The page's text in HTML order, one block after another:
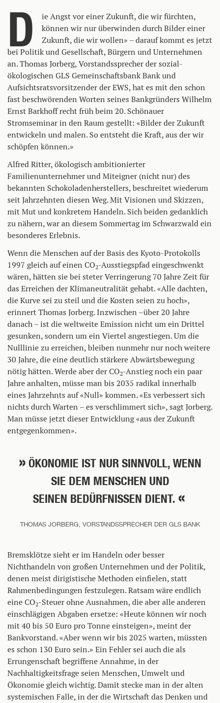
D
ie Angst vor einer Zukunft, die wir fürchten,
können wir nur überwinden durch Bilder einer
Zukunft, die wir wollen» – darauf kommt es jetzt
bei Politik und Gesellschaft, Bürgern und Unternehmen
an. Thomas Jorberg, Vorstandssprecher der sozial-
ökologischen GLS Gemeinschaftsbank Bank und
Aufsichtsratsvorsitzender der EWS, hat es mit den schon
fast beschwörenden Worten seines Bankgründers Wilhelm
Ernst Barkhoff recht früh beim 20. Schönauer
Stromseminar in den Raum gestellt: «Bilder der Zukunft
entwickeln und malen. So entsteht die Kraft, aus der wir
schöpfen können.»
Alfred Ritter, ökologisch ambitionierter
Familienunternehmer und Miteigner (nicht nur) des
bekannten Schokoladenherstellers, beschreitet wiederum
seit Jahrzehnten diesen Weg. Mit Visionen und Skizzen,
mit Mut und konkretem Handeln. Sich beiden gedanklich
zu nähern, war an diesem Sommertag im Schwarzwald ein
besonderes Erlebnis.
Wenn die Menschen auf der Basis des Kyoto-Protokolls
1997 gleich auf einen CO2-Ausstiegspfad eingeschwenkt
wären, hätten sie bei steter Verringerung 70 Jahre Zeit für
das Erreichen der Klimaneutralität gehabt. «Alle dachten,
die Kurve sei zu steil und die Kosten seien zu hoch»,
erinnert Thomas Jorberg. Inzwischen –über 20 Jahre
danach – ist die weltweite Emission nicht um ein Drittel
gesunken, sondern um ein Viertel angestiegen. Um die
Nulllinie zu erreichen, bleiben nunmehr nur noch weitere
30 Jahre, die eine deutlich stärkere Abwärtsbewegung
nötig hätten. Werde aber der CO2-Anstieg noch ein paar
Jahre anhalten, müsse man bis 2035 radikal innerhalb
eines Jahrzehnts auf «Null» kommen. «Es verbessert sich
nichts durch Warten – es verschlimmert sich», sagt Jorberg.
Man müsse jetzt dieser Entwicklung «aus der Zukunft
entgegenkommen».
ÖKONOMIE IST NUR SINNVOLL, WENN
SIE DEM MENSCHEN UND
SEINEN BEDÜRFNISSEN DIENT.
THOMAS JORBERG, VORSTANDSSPRECHER DER GLS BANK
Bremsklötze sieht er im Handeln oder besser
Nichthandeln von großen Unternehmen und der Politik,
denen meist dirigistische Methoden einfielen, statt
Rahmenbedingungen festzulegen. Ratsam wäre endlich
eine CO2-Steuer ohne Ausnahmen, die aber alle anderen
einschlägigen Abgaben ersetze: «Heute können wir noch
mit 40 bis 50 Euro pro Tonne einsteigen», meint der
Bankvorstand. «Aber wenn wir bis 2025 warten, müssten
es schon 130 Euro sein.» Ein Fehler sei auch die als
Errungenschaft begriffene Annahme, in der
Nachhaltigkeitsfrage seien Menschen, Umwelt und
Ökonomie gleich wichtig. Damit stecke man in der alten
systemischen Falle, in der die Wirtschaft das Denken und